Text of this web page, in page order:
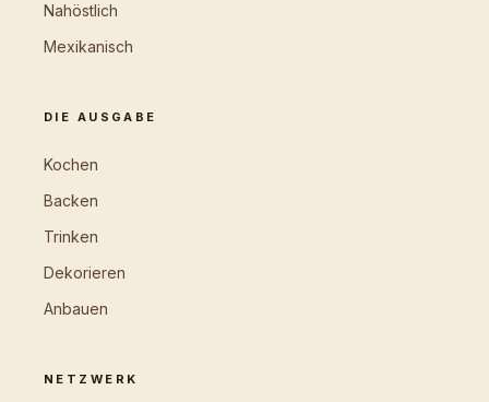
Nahöstlich
Mexikanisch
DIE AUSGABE
Kochen
Backen
Trinken
Dekorieren
Anbauen
NETZWERK